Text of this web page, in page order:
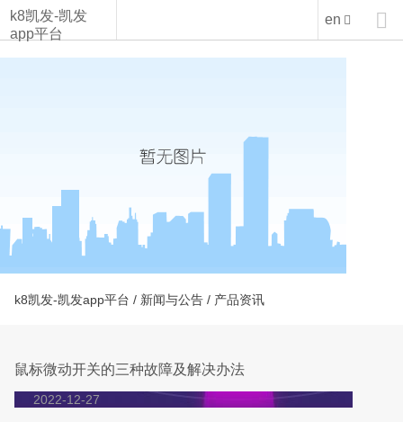
鼠标微动开关的三种故障及解决办法-k8凯发
k8凯发-凯发
app平台

en
k8凯发-凯发app平台 / 新闻与公告 / 产品资讯
鼠标微动开关的三种故障及解决办法
2022-12-27